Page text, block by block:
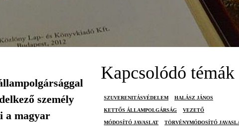
személy
a magyar
Kapcsolódó témák
SZUVERENITÁSVÉDELEM HALÁSZ JÁNOS
KETTŐS ÁLLAMPOLGÁRSÁG VEZETŐ
MÓDOSÍTÓ JAVASLAT TÖRVÉNYMÓDOSÍTÓ